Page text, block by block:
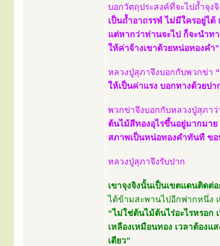
บอกวัตถุประสงค์ที่จะไปถ้ำจุ
เป็นถ้ำอาถรรพ์ ไม่มีใครอยู่ได้
แต่หากว่าท่านจะไป ก็จะนำท
ให้ค่าจ้างเขาด้วยหน่อทองคำ”
หลวงปู่สุภาจึงบอกกับพวกข่า
ให้เป็นค่าแรง บอกทางด้วยปา
พวกข่าจึงบอกกับหลวงปู่สุภา
ต้นไม้สีทองอุไรขึ้นอยู่มากมา
สภาพเป็นหน่อทองคำทันที ข
หลวงปู่สุภาจึงรับปาก
เขาจุงจิงนั้นเป็นเขตแดนติดต่
ได้ข้ามสะพานไปอีกฟากหนึ่ง
“ไม่ใช่ต้นไม้ต้นไร่อะไรหรอก
เหลืองเหมือนทอง เวลาต้อง
เดียว”